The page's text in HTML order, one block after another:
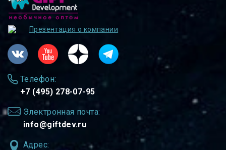
Презентация о компании
Телефон:
+7 (495) 278-07-95
Электронная почта:
info@giftdev.ru
Адрес: